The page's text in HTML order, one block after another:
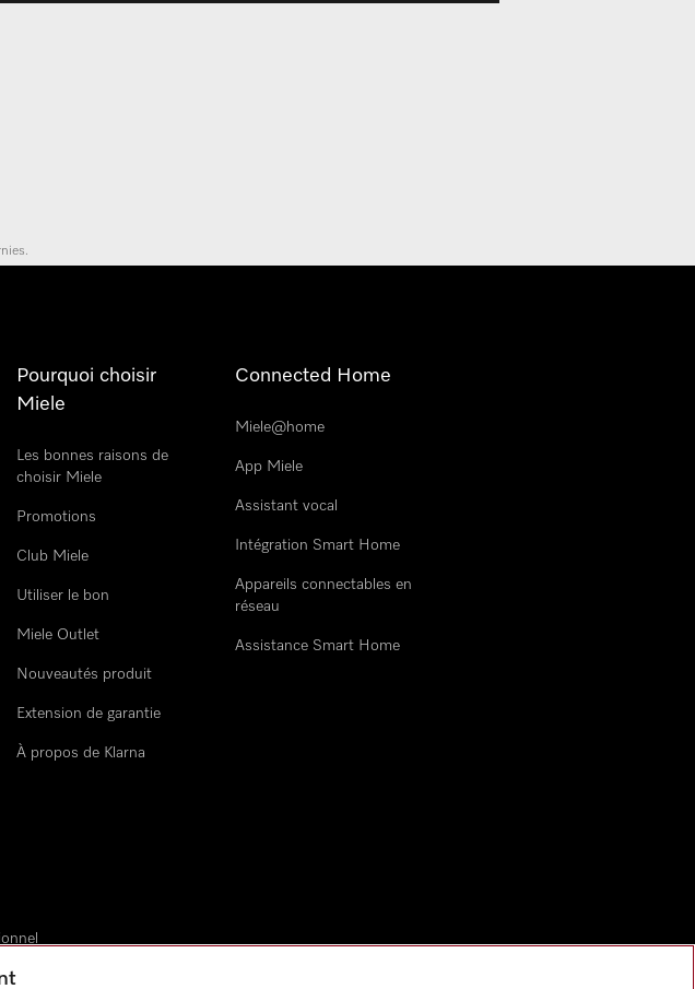
Pourquoi choisir
Miele
Les bonnes raisons de
choisir Miele
Promotions
Club Miele
Utiliser le bon
Miele Outlet
Nouveautés produit
Extension de garantie
À propos de Klarna
Connected Home
Miele@home
App Miele
Assistant vocal
Intégration Smart Home
Appareils connectables en
réseau
Assistance Smart Home